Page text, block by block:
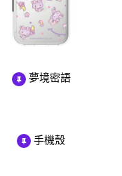
夢境密語
手機殼